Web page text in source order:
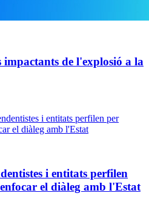
de l'explosió a la
i entitats perfilen
el diàleg amb l'Estat